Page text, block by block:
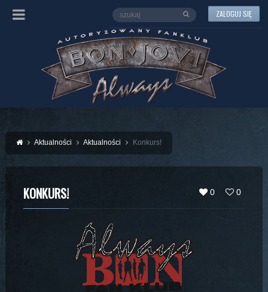
ZALOGUJ SIĘ
Aktualności Aktualności Konkurs!
0 0
KONKURS!